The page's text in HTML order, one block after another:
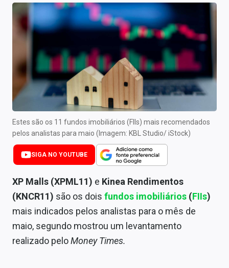
Newsletters
Cotações
Comprar ou vender?
Carteiras Recomendadas
Central de Dividendos
Central de Fundos Imobiliários
Central dos IPOs
Renda Fixa
Finanças Pessoais
Mercados
Economia
Estes são os 11 fundos imobiliários (FIIs) mais recomendados
pelos analistas para maio (Imagem: KBL Studio/ iStock)
SIGA NO YOUTUBE
XP Malls (XPML11) e Kinea Rendimentos
(KNCR11) são os dois fundos imobiliários (FIIs)
mais indicados pelos analistas para o mês de
maio, segundo mostrou um levantamento
realizado peloMoney Times.